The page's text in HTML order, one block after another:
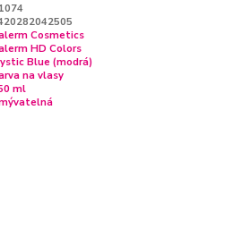
Cosmetics
HD Colors
Blue (modrá)
na vlasy
ml